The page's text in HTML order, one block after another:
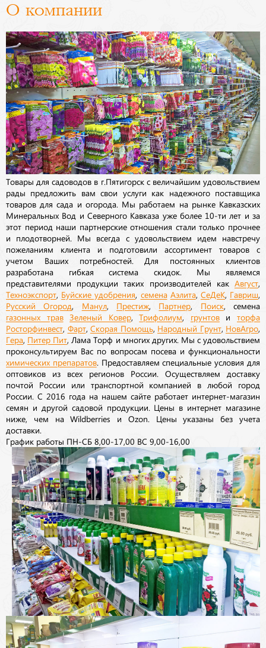
О компании
Товары для садоводов в г.Пятигорск с величайшим удовольствием
рады предложить вам свои услуги как надежного поставщика
товаров для сада и огорода. Мы работаем на рынке Кавказских
Минеральных Вод и Северного Кавказа уже более 10-ти лет и за
этот период наши партнерские отношения стали только прочнее
и плодотворней. Мы всегда с удовольствием идем навстречу
пожеланиям клиента и подготовили ассортимент товаров с
учетом Ваших потребностей. Для постоянных клиентов
разработана гибкая система скидок. Мы являемся
представителями продукции таких производителей как Август
Техноэкспорт Буйские удобрения семена Аэлита, СеДеК Гавриш
Русский Огород Манул, Престиж Партнер Поиск, семена
газонных трав Зеленый Ковер,Трифолиум грунтовиторфа
Росторфинвест Фарт, Скорая Помощь Народный Грунт, НовАгро
Гера Питер Пит , Лама Торф и многих других. Мы с удовольствием
проконсультируем Вас по вопросам посева и функциональности
химических препаратов. Предоставляем специальные условия для
оптовиков из всех регионов России. Осуществляем доставку
почтой России или транспортной компанией в любой город
России. С 2016 года на нашем сайте работает интернет-магазин
семян и другой садовой продукции. Цены в интернет магазине
ниже, чем на Wildberries и Ozon. Цены указаны без учета
доставки.
График работы ПН-СБ 8,00-17,00 ВС 9,00-16,00